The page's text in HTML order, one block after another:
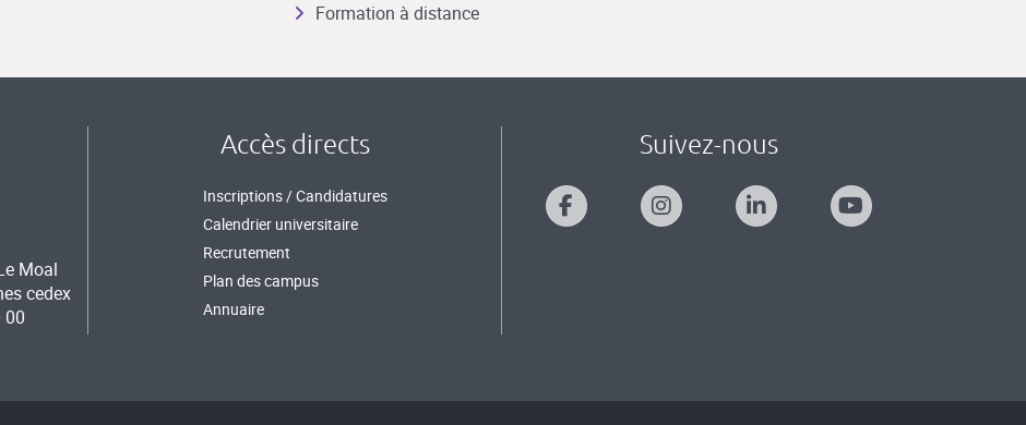
Formation à distance
Moal
cedex
00
Accès directs
Inscriptions / Candidatures
Calendrier universitaire
Recrutement
Plan des campus
Annuaire
Suivez-nous